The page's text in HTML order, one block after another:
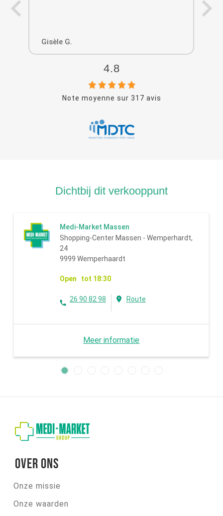
Gisèle G.
4.8
Note moyenne sur 317 avis
Dichtbij dit verkooppunt
Medi-Market Massen
Shopping-Center Massen - Wemperhardt,
24
9999 Wemperhaardt
Open tot 18:30
26 90 82 98 Route
Meer informatie
Over ons
Onze missie
Onze waarden